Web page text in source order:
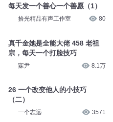
每天发一个善心一个善愿（1）
拾光精品有声工作室 80
真千金她是全能大佬 458 老祖
宗，每天一个打脸技巧
寐尹 8.1万
26 一个改变他人的小技巧
（二）
一个志远 3571